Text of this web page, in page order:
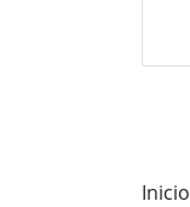
Inicio